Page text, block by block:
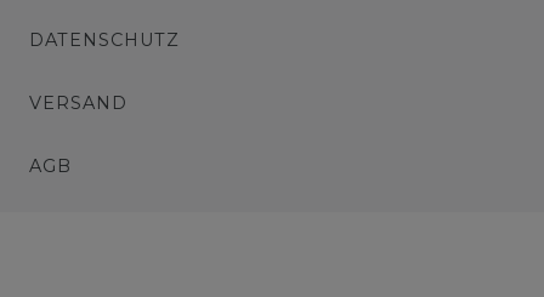
DATENSCHUTZ
VERSAND
AGB